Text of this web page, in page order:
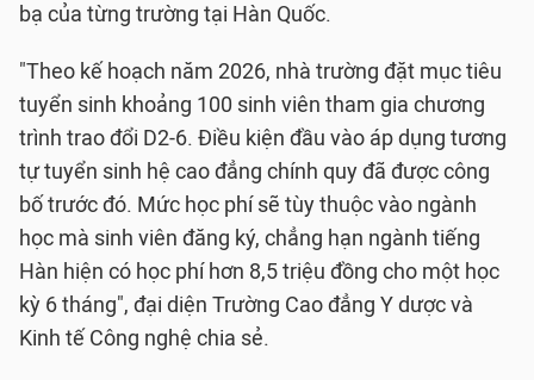
bạ của từng trường tại Hàn Quốc.
"Theo kế hoạch năm 2026, nhà trường đặt mục tiêu
tuyển sinh khoảng 100 sinh viên tham gia chương
trình trao đổi D2-6. Điều kiện đầu vào áp dụng tương
tự tuyển sinh hệ cao đẳng chính quy đã được công
bố trước đó. Mức học phí sẽ tùy thuộc vào ngành
học mà sinh viên đăng ký, chẳng hạn ngành tiếng
Hàn hiện có học phí hơn 8,5 triệu đồng cho một học
kỳ 6 tháng", đại diện Trường Cao đẳng Y dược và
Kinh tế Công nghệ chia sẻ.